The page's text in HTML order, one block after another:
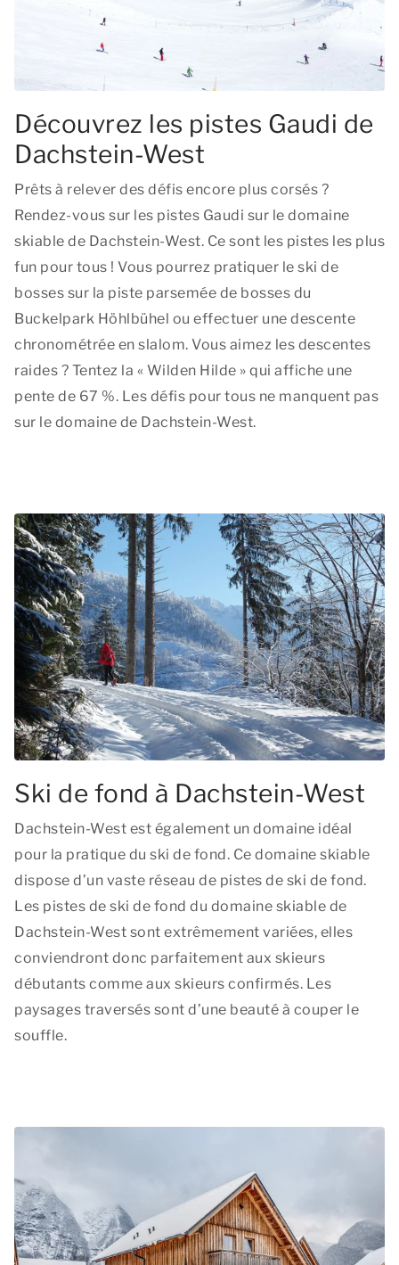
Découvrez les pistes Gaudi de
Dachstein-West
Prêts à relever des défis encore plus corsés ?
Rendez-vous sur les pistes Gaudi sur le domaine
skiable de Dachstein-West. Ce sont les pistes les plus
fun pour tous ! Vous pourrez pratiquer le ski de
bosses sur la piste parsemée de bosses du
Buckelpark Höhlbühel ou effectuer une descente
chronométrée en slalom. Vous aimez les descentes
raides ? Tentez la « Wilden Hilde » qui affiche une
pente de 67 %. Les défis pour tous ne manquent pas
sur le domaine de Dachstein-West.
Ski de fond à Dachstein-West
Dachstein-West est également un domaine idéal
pour la pratique du ski de fond. Ce domaine skiable
dispose d’un vaste réseau de pistes de ski de fond.
Les pistes de ski de fond du domaine skiable de
Dachstein-West sont extrêmement variées, elles
conviendront donc parfaitement aux skieurs
débutants comme aux skieurs confirmés. Les
paysages traversés sont d’une beauté à couper le
souffle.